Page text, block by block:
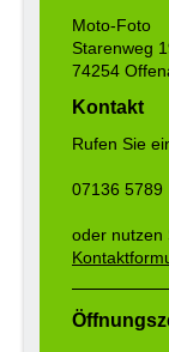
Moto-Foto
Starenweg
74254
Kontakt
Rufen Sie
07136 5789
oder nutzen